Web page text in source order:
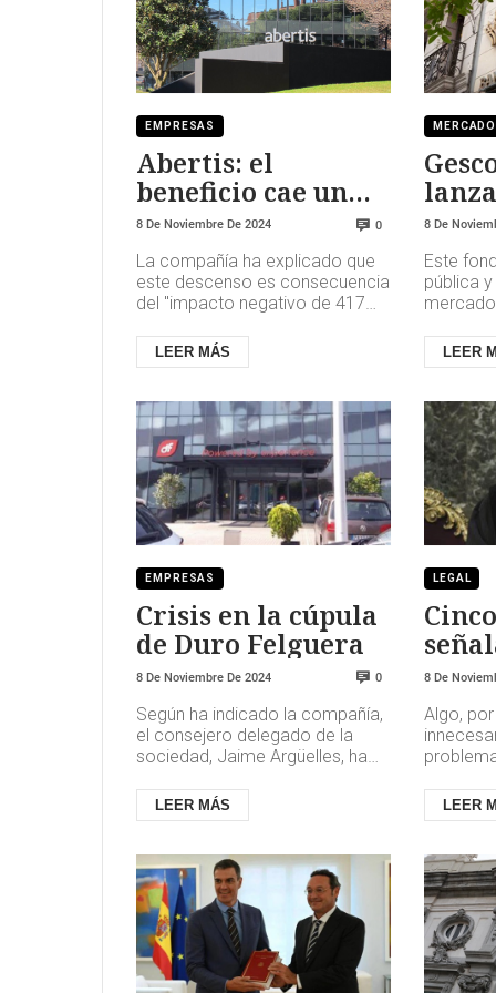
EMPRESAS
Abertis: el
beneficio cae un
70%
8 De Noviembre De 2024 0
La compañía ha explicado que
este descenso es consecuencia
del "impacto negativo de 417
por la nacionalización de su...
LEER MÁS
8 De
Este
pública
la zona
LEER
EMPRESAS
Crisis en la cúpula
de Duro Felguera
8 De Noviembre De 2024 0
Según ha indicado la compañía,
el consejero delegado de la
sociedad, Jaime Argüelles, ha
renuncia voluntaria de este p...
LEER MÁS
LEGAL
8 De
Algo,
LEER